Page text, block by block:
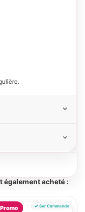
également acheté :
Sur Commande